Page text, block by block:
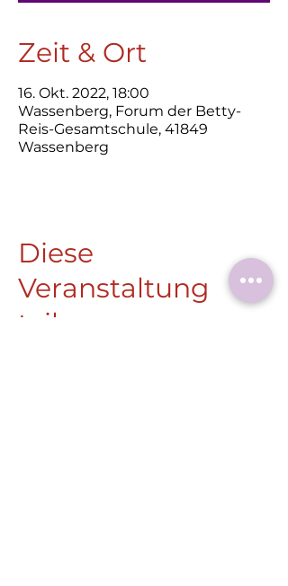
Zeit & Ort
16. Okt. 2022, 18:00
Wassenberg, Forum der Betty-
Reis-Gesamtschule, 41849
Wassenberg
Diese
Veranstaltung
teilen